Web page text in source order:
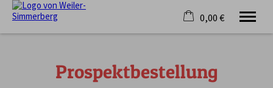
Rathaus & Bürgerservice
Leben & Wohnen
0,00 €
Prospektbestellung